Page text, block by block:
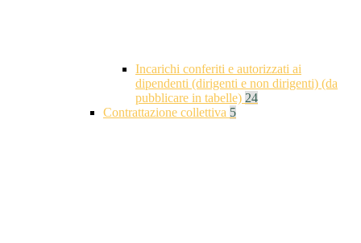
Incarichi conferiti e autorizzati ai
dipendenti (dirigenti e non dirigenti) (da
pubblicare in tabelle) 24
Contrattazione collettiva 5